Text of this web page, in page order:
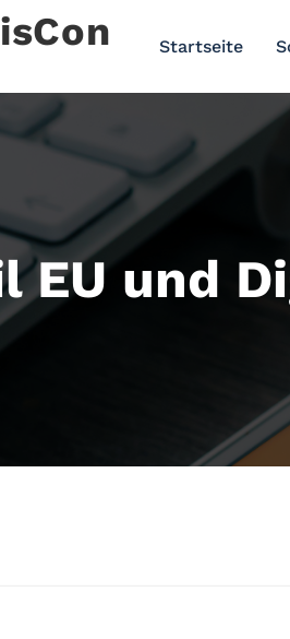
Startseite
EU und